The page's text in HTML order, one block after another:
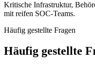
Kritische Infrastruktur,
mit reifen SOC-Teams.
Häufig gestellte Fragen
Häufig gestellte